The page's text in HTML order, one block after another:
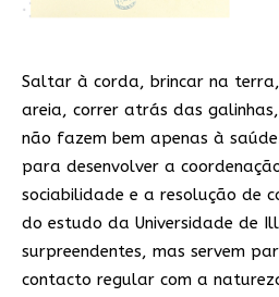
Saltar à corda, brincar na
areia, correr atrás das
não fazem bem apenas à
para desenvolver a
sociabilidade e a resolução de
do estudo da Universidade de
surpreendentes, mas servem
contacto regular com a